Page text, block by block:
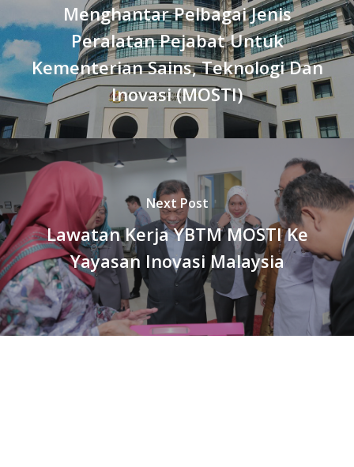
Menghantar Pelbagai Jenis
Peralatan Pejabat Untuk
Kementerian Sains, Teknologi Dan
Inovasi (MOSTI)
Next Post
Lawatan Kerja YBTM MOSTI Ke
Yayasan Inovasi Malaysia